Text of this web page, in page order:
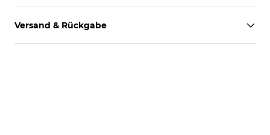
Versand & Rückgabe